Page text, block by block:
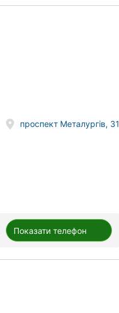
проспект Металургів, 31
Показати телефон